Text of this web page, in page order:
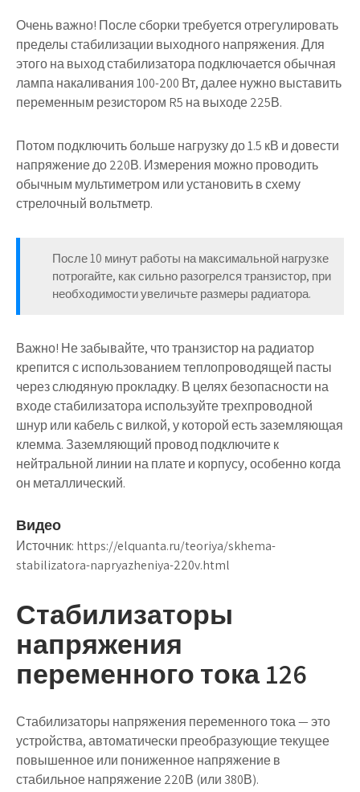
Очень важно! После сборки требуется отрегулировать
пределы стабилизации выходного напряжения. Для
этого на выход стабилизатора подключается обычная
лампа накаливания 100-200 Вт, далее нужно выставить
переменным резистором R5 на выходе 225В.
Потом подключить больше нагрузку до 1.5 кВ и довести
напряжение до 220В. Измерения можно проводить
обычным мультиметром или установить в схему
стрелочный вольтметр.
После 10 минут работы на максимальной нагрузке
потрогайте, как сильно разогрелся транзистор, при
необходимости увеличьте размеры радиатора.
Важно! Не забывайте, что транзистор на радиатор
крепится с использованием теплопроводящей пасты
через слюдяную прокладку. В целях безопасности на
входе стабилизатора используйте трехпроводной
шнур или кабель с вилкой, у которой есть заземляющая
клемма. Заземляющий провод подключите к
нейтральной линии на плате и корпусу, особенно когда
он металлический.
Видео
Источник: https://elquanta.ru/teoriya/skhema-
stabilizatora-napryazheniya-220v.html
Стабилизаторы
напряжения
переменного тока 126
Стабилизаторы напряжения переменного тока— это
устройства, автоматически преобразующие текущее
повышенное или пониженное напряжение в
стабильное напряжение 220В (или 380В).